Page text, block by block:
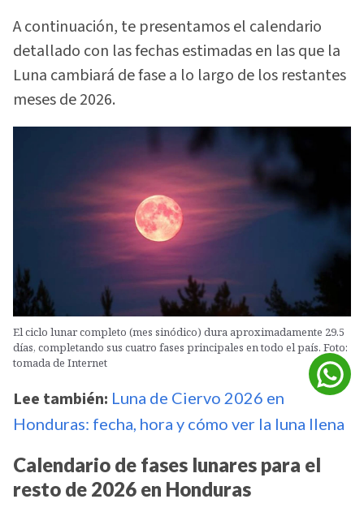
A continuación, te presentamos el calendario
detallado con las fechas estimadas en las que la
Luna cambiará de fase a lo largo de los restantes
meses de 2026.
El ciclo lunar completo (mes sinódico) dura aproximadamente 29.5
días, completando sus cuatro fases principales en todo el país. Foto:
tomada de Internet
Lee también: Luna de Ciervo 2026 en
Honduras: fecha, hora y cómo ver la luna llena
Calendario de fases lunares para el
resto de 2026 en Honduras